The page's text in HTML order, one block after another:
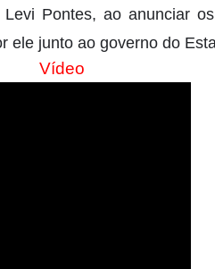
Pontes, ao anunciar
ele junto ao governo do
Vídeo